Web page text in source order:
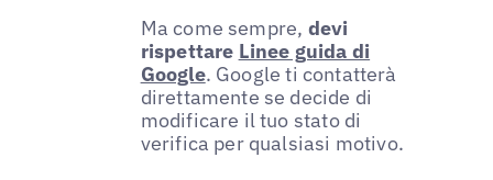
Ma come sempre, devi
rispettare Linee guida di
Google. Google ti contatterà
direttamente se decide di
modificare il tuo stato di
verifica per qualsiasi motivo.